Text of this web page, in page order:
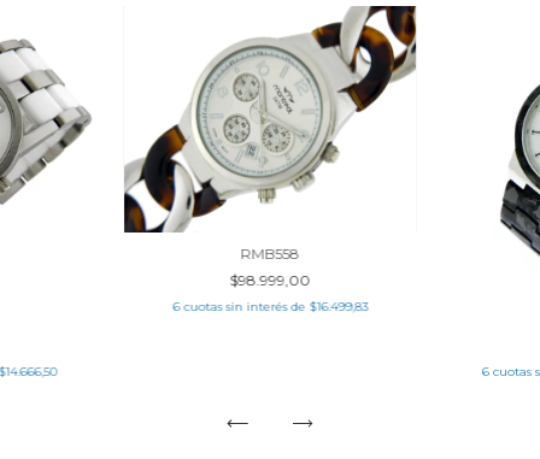
RMB558
$98.999,00
6 cuotas sin interés de $16.499,83
6 cuotas